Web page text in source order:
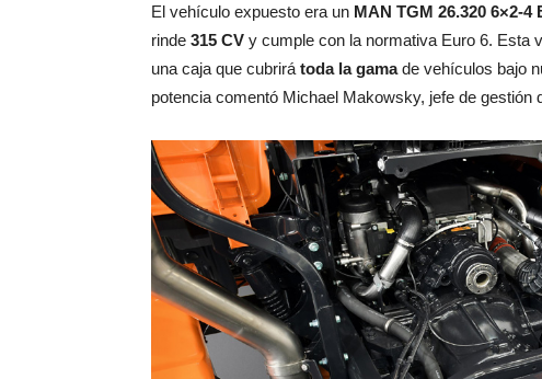
El vehículo expuesto era un MAN TGM 26.320 6×2-4
rinde 315 CV y cumple con la normativa Euro 6. Esta
una caja que cubrirá toda la gamade vehículos bajo
potencia comentó Michael Makowsky, jefe de